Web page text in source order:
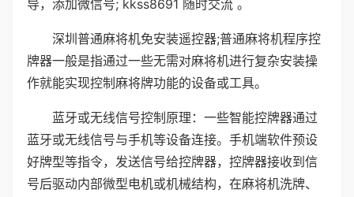
导，添加微信号; kkss8691 随时交流 。
深圳普通麻将机免安装遥控器;普通麻将机程序控
牌器一般是指通过一些无需对麻将机进行复杂安装操
作就能实现控制麻将牌功能的设备或工具。
蓝牙或无线信号控制原理：一些智能控牌器通过
蓝牙或无线信号与手机等设备连接。手机端软件预设
好牌型等指令，发送信号给控牌器，控牌器接收到信
号后驱动内部微型电机或机械结构，在麻将机洗牌、